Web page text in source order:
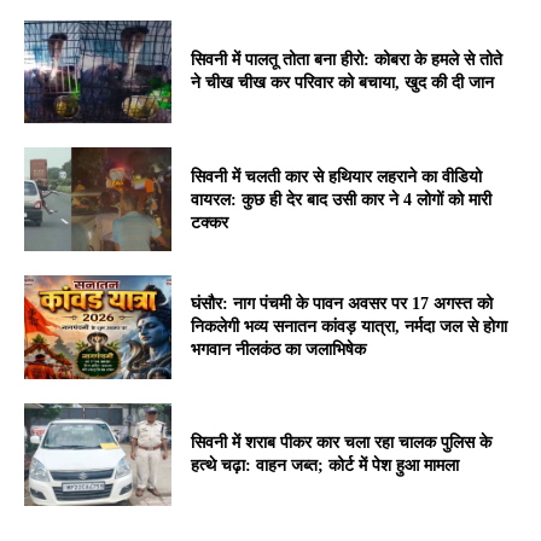
सिवनी में पालतू तोता बना हीरो: कोबरा के हमले से तोते
ने चीख चीख कर परिवार को बचाया, खुद की दी जान
सिवनी में चलती कार से हथियार लहराने का वीडियो
वायरल: कुछ ही देर बाद उसी कार ने 4 लोगों को मारी
टक्कर
घंसौर: नाग पंचमी के पावन अवसर पर 17 अगस्त को
निकलेगी भव्य सनातन कांवड़ यात्रा, नर्मदा जल से होगा
भगवान नीलकंठ का जलाभिषेक
सिवनी में शराब पीकर कार चला रहा चालक पुलिस के
हत्थे चढ़ा: वाहन जब्त; कोर्ट में पेश हुआ मामला